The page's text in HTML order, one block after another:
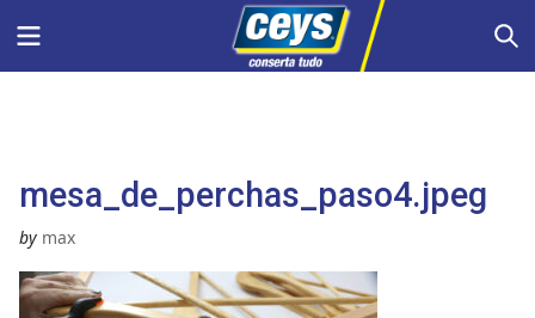
Menu
mesa_de_perchas_paso4.jpeg
by max